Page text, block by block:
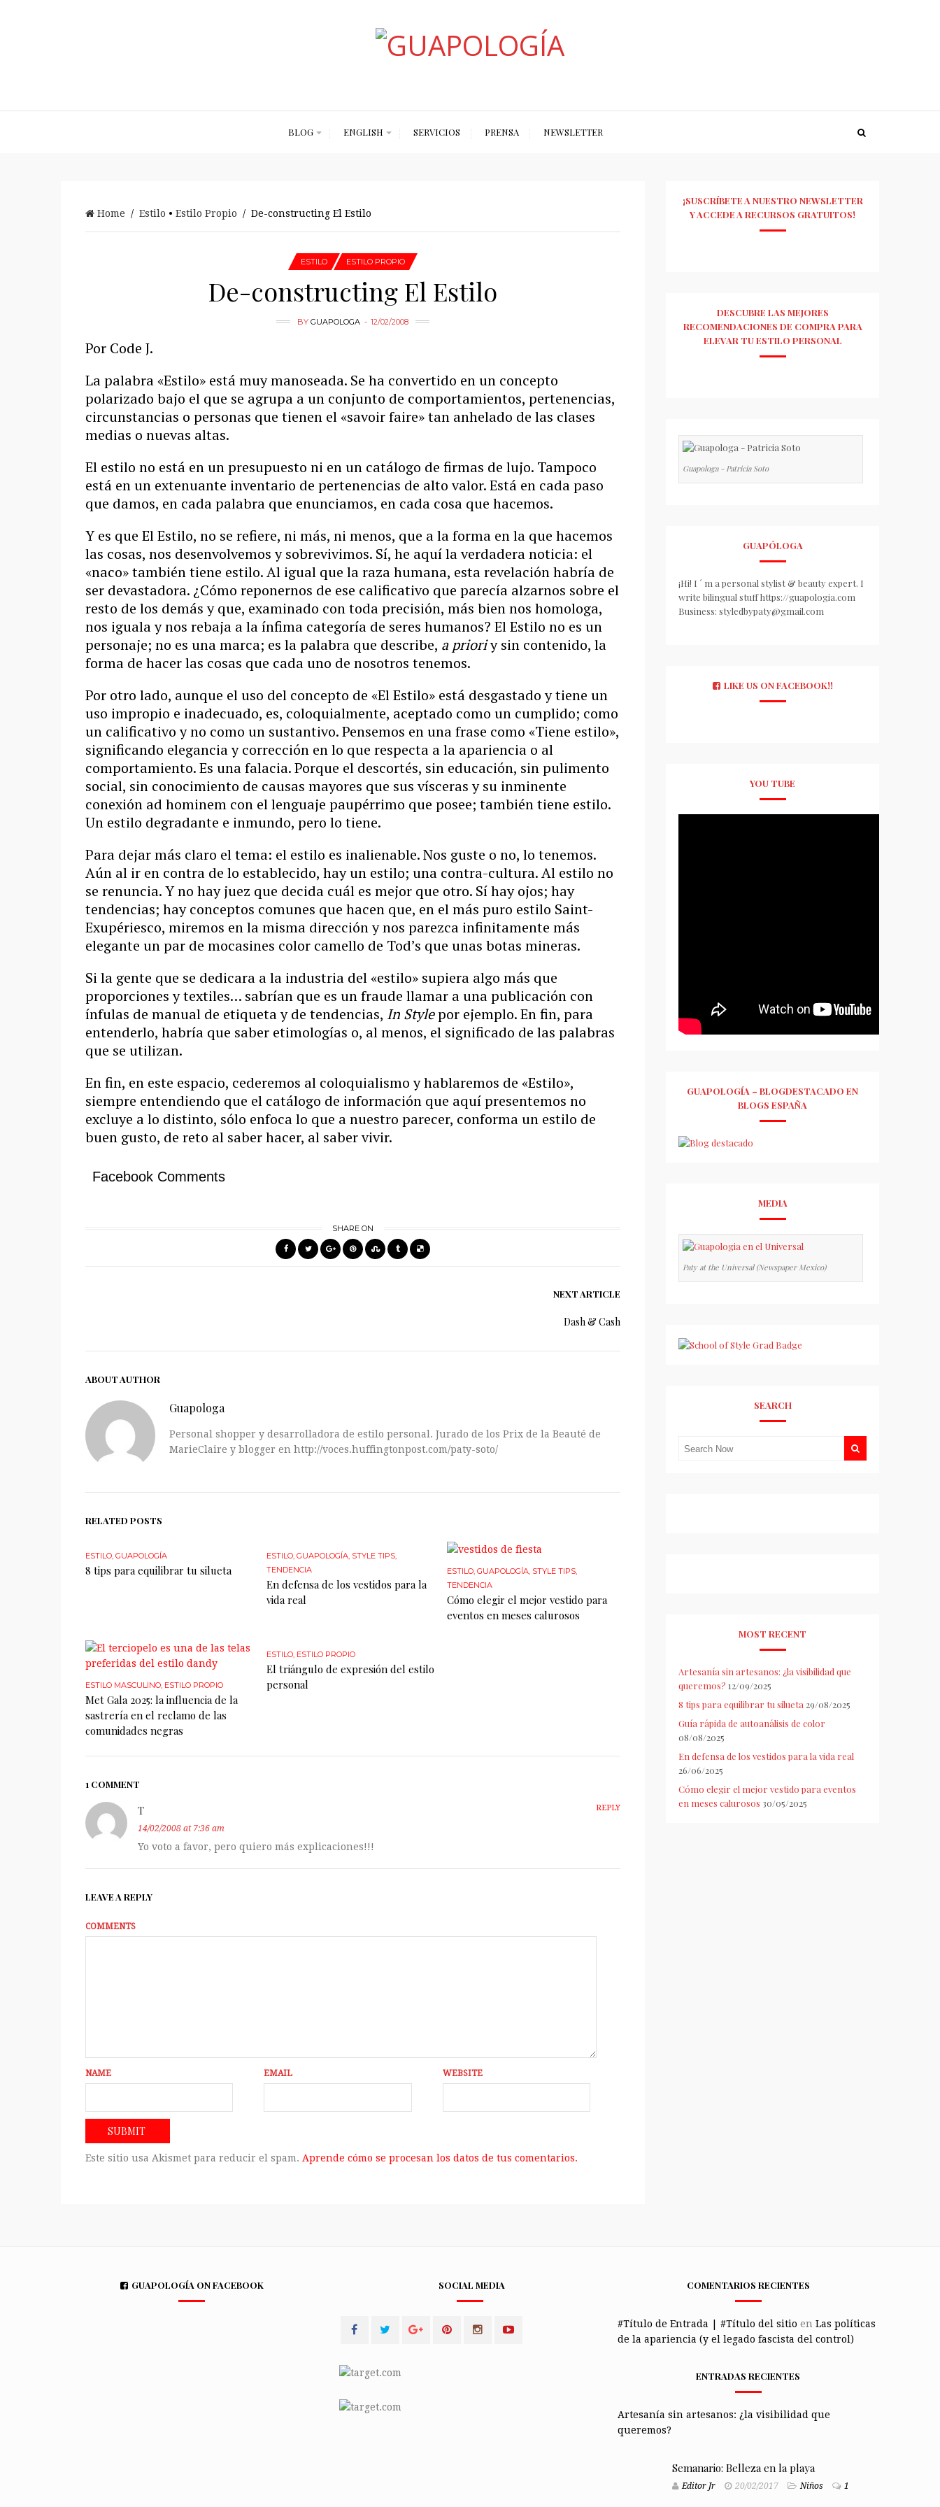
BLOG ENGLISH SERVICIOS PRENSA NEWSLETTER
Home / Estilo • Estilo Propio / De-constructing El Estilo
ESTILO ESTILO PROPIO
De-constructing El Estilo
BYGUAPOLOGA 12/02/2008
Por Code J.
La palabra «Estilo» está muy manoseada. Se ha convertido en un concepto
polarizado bajo el que se agrupa a un conjunto de comportamientos, pertenencias,
circunstancias o personas que tienen el «savoir faire» tan anhelado de las clases
medias o nuevas altas.
El estilo no está en un presupuesto ni en un catálogo de firmas de lujo. Tampoco
está en un extenuante inventario de pertenencias de alto valor. Está en cada paso
que damos, en cada palabra que enunciamos, en cada cosa que hacemos.
Y es que El Estilo, no se refiere, ni más, ni menos, que a la forma en la que hacemos
las cosas, nos desenvolvemos y sobrevivimos. Sí, he aquí la verdadera noticia: el
«naco» también tiene estilo. Al igual que la raza humana, esta revelación habría de
ser devastadora. ¿Cómo reponernos de ese calificativo que parecía alzarnos sobre el
resto de los demás y que, examinado con toda precisión, más bien nos homologa,
nos iguala y nos rebaja a la ínfima categoría de seres humanos? El Estilo no es un
personaje; no es una marca; es la palabra que describe, a prioriy sin contenido, la
forma de hacer las cosas que cada uno de nosotros tenemos.
Por otro lado, aunque el uso del concepto de «El Estilo» está desgastado y tiene un
uso impropio e inadecuado, es, coloquialmente, aceptado como un cumplido; como
un calificativo y no como un sustantivo. Pensemos en una frase como «Tiene estilo»,
significando elegancia y corrección en lo que respecta a la apariencia o al
comportamiento. Es una falacia. Porque el descortés, sin educación, sin pulimento
social, sin conocimiento de causas mayores que sus vísceras y su inminente
conexión ad hominem con el lenguaje paupérrimo que posee; también tiene estilo.
Un estilo degradante e inmundo, pero lo tiene.
Para dejar más claro el tema: el estilo es inalienable. Nos guste o no, lo tenemos.
Aún al ir en contra de lo establecido, hay un estilo; una contra-cultura. Al estilo no
se renuncia. Y no hay juez que decida cuál es mejor que otro. Sí hay ojos; hay
tendencias; hay conceptos comunes que hacen que, en el más puro estilo Saint-
Exupériesco, miremos en la misma dirección y nos parezca infinitamente más
elegante un par de mocasines color camello de Tod’s que unas botas mineras.
Si la gente que se dedicara a la industria del «estilo» supiera algo más que
proporciones y textiles… sabrían que es un fraude llamar a una publicación con
ínfulas de manual de etiqueta y de tendencias, In Stylepor ejemplo. En fin, para
entenderlo, habría que saber etimologías o, al menos, el significado de las palabras
que se utilizan.
En fin, en este espacio, cederemos al coloquialismo y hablaremos de «Estilo»,
siempre entendiendo que el catálogo de información que aquí presentemos no
excluye a lo distinto, sólo enfoca lo que a nuestro parecer, conforma un estilo de
buen gusto, de reto al saber hacer, al saber vivir.
Facebook Comments
SHARE ON
NEXT ARTICLE
Dash & Cash
ABOUT AUTHOR
Guapologa
Personal shopper y desarrolladora de estilo personal. Jurado de los Prix de la Beauté de
MarieClaire y blogger en http://voces.huffingtonpost.com/paty-soto/
RELATED POSTS
ESTILO, GUAPOLOGÍA
8 tips para equilibrar tu silueta
ESTILO, GUAPOLOGÍA, STYLE TIPS,
TENDENCIA
En defensa de los vestidos para la
vida real
ESTILO,GUAPOLOGÍA, STYLE TIPS,
TENDENCIA
Cómo elegir el mejor vestido para
eventos en meses calurosos
ESTILO MASCULINO, ESTILO PROPIO
Met Gala 2025: la influencia de la
sastrería en el reclamo de las
comunidades negras
ESTILO, ESTILO PROPIO
El triángulo de expresión del estilo
personal
1 COMMENT
T REPLY
14/02/2008 at 7:36 am
Yo voto a favor, pero quiero más explicaciones!!!
LEAVE A REPLY
COMMENTS
NAME EMAIL WEBSITE
Este sitio usa Akismet para reducir el spam. Aprende cómo se procesan los datos de tus comentarios.
¡SUSCRÍBETE A NUESTRO NEWSLETTER
Y ACCEDE A RECURSOS GRATUITOS!
DESCUBRE LAS MEJORES
RECOMENDACIONES DE COMPRA PARA
ELEVAR TU ESTILO PERSONAL
Guapologa - Patricia Soto
GUAPÓLOGA
¡Hi! I ´ m a personal stylist & beauty expert. I
write bilingual stuff https://guapologia.com
Business: styledbypaty@gmail.com
LIKE US ON FACEBOOK!!
YOU TUBE
GUAPOLOGÍA – BLOGDESTACADO EN
BLOGS ESPAÑA
MEDIA
Paty at the Universal (Newspaper Mexico)
SEARCH
MOST RECENT
Artesanía sin artesanos: ¿la visibilidad que
queremos? 12/09/2025
8 tips para equilibrar tu silueta 29/08/2025
Guía rápida de autoanálisis de color
08/08/2025
En defensa de los vestidos para la vida real
26/06/2025
Cómo elegir el mejor vestido para eventos
en meses calurosos 30/05/2025
GUAPOLOGÍA ON FACEBOOK SOCIAL MEDIA COMENTARIOS RECIENTES
#Título de Entrada | #Título del sitio en Las políticas
de la apariencia (y el legado fascista del control)
ENTRADAS RECIENTES
Artesanía sin artesanos: ¿la visibilidad que
queremos?
Semanario: Belleza en la playa
Editor Jr 20/02/2017 Niños 1